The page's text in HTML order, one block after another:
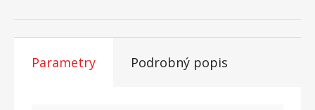
Parametry Podrobný popis